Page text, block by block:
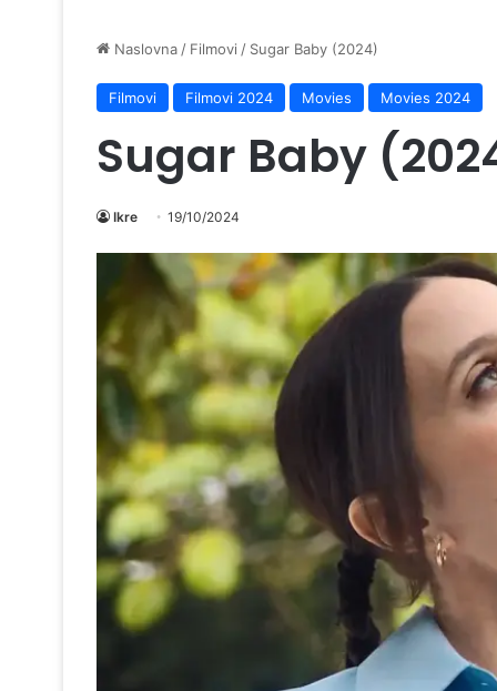
Naslovna / Filmovi / Sugar Baby (2024)
Filmovi Filmovi 2024 Movies Movies 2024
Sugar Baby
Ikre 19/10/2024